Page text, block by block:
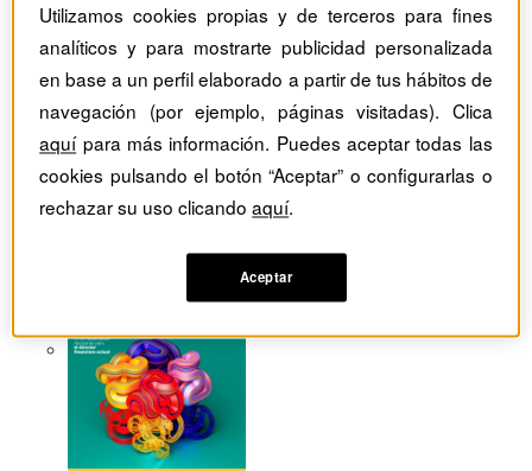
Hemeroteca
Monográficos
Dossieres
Revistas del mes
Utilizamos cookies propias y de terceros para fines
analíticos y para mostrarte publicidad personalizada
en base a un perfil elaborado a partir de tus hábitos de
navegación (por ejemplo, páginas visitadas). Clica
aquípara más información. Puedes aceptar todas las
cookies pulsando el botón “Aceptar” o configurarlas o
rechazar su uso clicandoaquí.
Aceptar